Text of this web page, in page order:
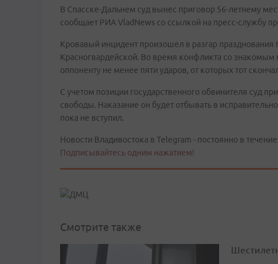
В Спасске-Дальнем суд вынес приговор 56-летнему
сообщает РИА VladNews со ссылкой на пресс-службу
Кровавый инцидент произошел в разгар празднования
Красногвардейской. Во время конфликта со
оппоненту не менее пяти ударов, от которых тот
С учетом позиции государственного обвинителя суд
свободы. Наказание он будет отбывать в
пока не вступил.
Новости Владивостока в Telegram - постоянно в
Подписывайтесь одним нажатием!
Смотрите также